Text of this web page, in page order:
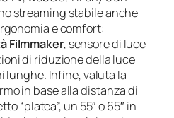
streaming stabile anche
e comfort:
Filmmaker, sensore di luce
di riduzione della luce
lunghe. Infine, valuta la
in base alla distanza di
“platea”, un 55″ o 65″ in